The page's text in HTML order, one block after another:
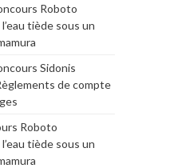
Roboto
tiède sous un
Sidonis
de compte
Roboto
tiède sous un